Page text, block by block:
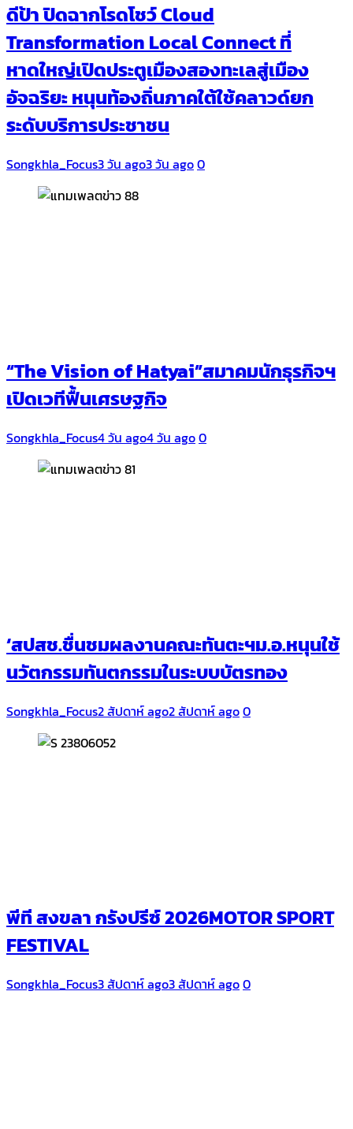
ดีป้า ปิดฉากโรดโชว์ Cloud
Transformation Local Connect ที่
หาดใหญ่เปิดประตูเมืองสองทะเลสู่เมือง
อัจฉริยะ หนุนท้องถิ่นภาคใต้ใช้คลาวด์ยก
ระดับบริการประชาชน
Songkhla_Focus3 วัน ago3 วัน ago0
“The Vision of Hatyai”สมาคมนักธุรกิจฯ
เปิดเวทีฟื้นเศรษฐกิจ
Songkhla_Focus4 วัน ago4 วัน ago0
‘สปสช.ชื่นชมผลงานคณะทันตะฯม.อ.หนุนใช้
นวัตกรรมทันตกรรมในระบบบัตรทอง
Songkhla_Focus2 สัปดาห์ ago2 สัปดาห์ ago0
พีที สงขลา กรังปรีซ์ 2026MOTOR SPORT
FESTIVAL
Songkhla_Focus3 สัปดาห์ ago3 สัปดาห์ ago0